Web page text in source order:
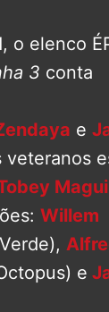
o elenco
3 conta
e
veteranos
Willem
e